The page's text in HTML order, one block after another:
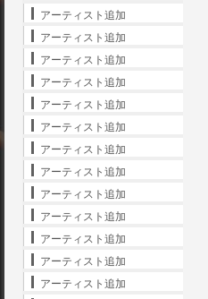
アーティスト追加
アーティスト追加
アーティスト追加
アーティスト追加
アーティスト追加
アーティスト追加
アーティスト追加
アーティスト追加
アーティスト追加
アーティスト追加
アーティスト追加
アーティスト追加
アーティスト追加